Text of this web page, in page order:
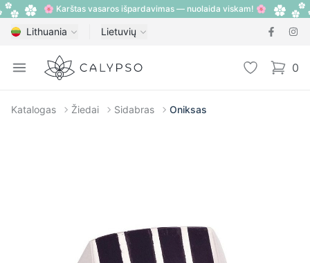
🌸 Karštas vasaros išpardavimas — nuolaida viskam! 🌸
Lithuania Lietuvių
Open menu
Calypso 0
items
Katalogas Žiedai Sidabras Oniksas